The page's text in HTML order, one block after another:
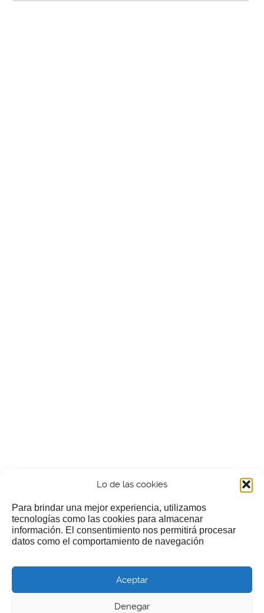
Lo de las cookies
Para brindar una mejor experiencia, utilizamos
tecnologías como las cookies para almacenar
información. El consentimiento nos permitirá procesar
datos como el comportamiento de navegación
Aceptar
Denegar
¿Nos invitas a un cafecillo?
Si te gusta nuestra web puedes echar limosna a estos